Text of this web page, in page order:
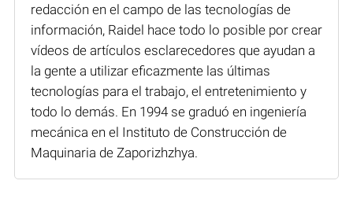
redacción en el campo de las tecnologías de
información, Raidel hace todo lo posible por crear
vídeos de artículos esclarecedores que ayudan a
la gente a utilizar eficazmente las últimas
tecnologías para el trabajo, el entretenimiento y
todo lo demás. En 1994 se graduó en ingeniería
mecánica en el Instituto de Construcción de
Maquinaria de Zaporizhzhya.